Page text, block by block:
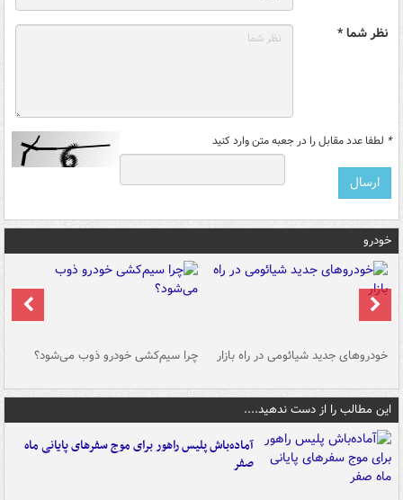
نظر شما *
* لطفا عدد مقابل را در جعبه متن وارد کنید
خودرو
خودروهای جدید شیائومی در راه بازار چرا سیم‌کشی خودرو ذوب می‌شود؟
این مطالب را از دست ندهید....
آماده‌باش پلیس راهور برای موج سفرهای پایانی ماه
صفر